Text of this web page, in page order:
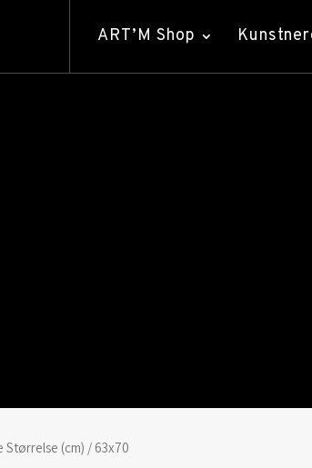
ART’M Shop
Størrelse (cm) / 63x70